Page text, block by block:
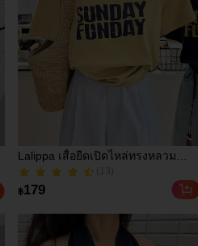
Lalippa เสื้อยืดเปิดไหล่ทรงหลวม
สำหรับผู้หญิง, สง่างาม โรแมนติก
ลำลอง เหมาะสำหรับวันหยุดฤดูใบไม้
ผลิ/ฤดูร้อน, ชายหาด, เดินทาง, ออก
฿179